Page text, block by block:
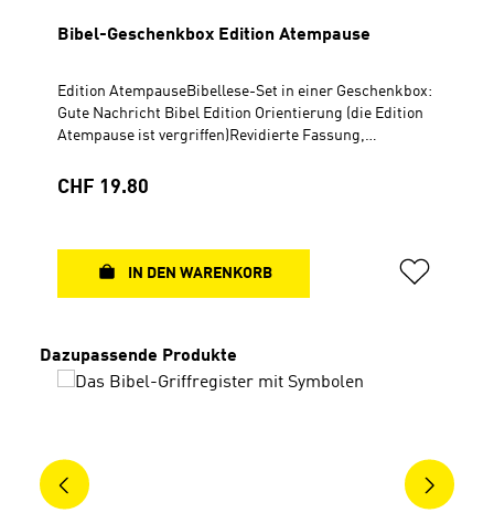
Bibel-Geschenkbox Edition Atempause
Edition AtempauseBibellese-Set in einer Geschenkbox:
Gute Nachricht Bibel Edition Orientierung (die Edition
Atempause ist vergriffen)Revidierte Fassung,
2000 Deutsche Bibelgesellschaft, StuttgartHardcover,
farbig Kugelschreiber mit Leuchtstift (Abbildung
weicht vom Original ab)
Regulärer Preis:
CHF 19.80
IN DEN WARENKORB
Produktgalerie überspringen
Dazupassende Produkte